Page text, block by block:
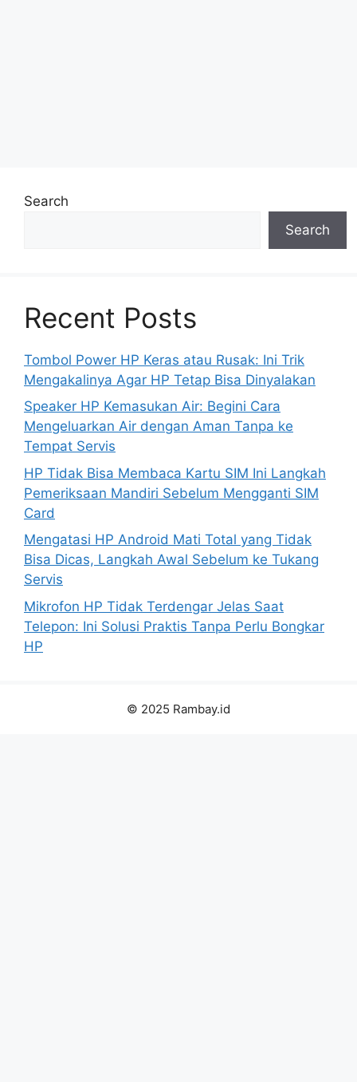
Search
Search
Recent Posts
Tombol Power HP Keras atau Rusak: Ini Trik
Mengakalinya Agar HP Tetap Bisa Dinyalakan
Speaker HP Kemasukan Air: Begini Cara
Mengeluarkan Air dengan Aman Tanpa ke
Tempat Servis
HP Tidak Bisa Membaca Kartu SIM Ini Langkah
Pemeriksaan Mandiri Sebelum Mengganti SIM
Card
Mengatasi HP Android Mati Total yang Tidak
Bisa Dicas, Langkah Awal Sebelum ke Tukang
Servis
Mikrofon HP Tidak Terdengar Jelas Saat
Telepon: Ini Solusi Praktis Tanpa Perlu Bongkar
HP
© 2025 Rambay.id